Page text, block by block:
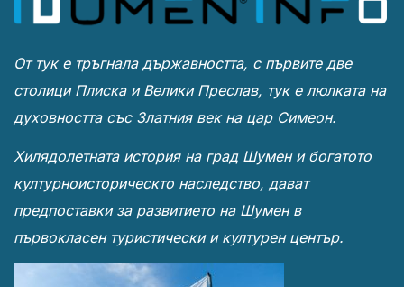
От тук е тръгнала държавността, с първите две
столици Плиска и Велики Преслав, тук е люлката на
духовността със Златния век на цар Симеон.
Хилядолетната история на град Шумен и богатото
културноисторическто наследство, дават
предпоставки за развитието на Шумен в
първокласен туристически и културен център.